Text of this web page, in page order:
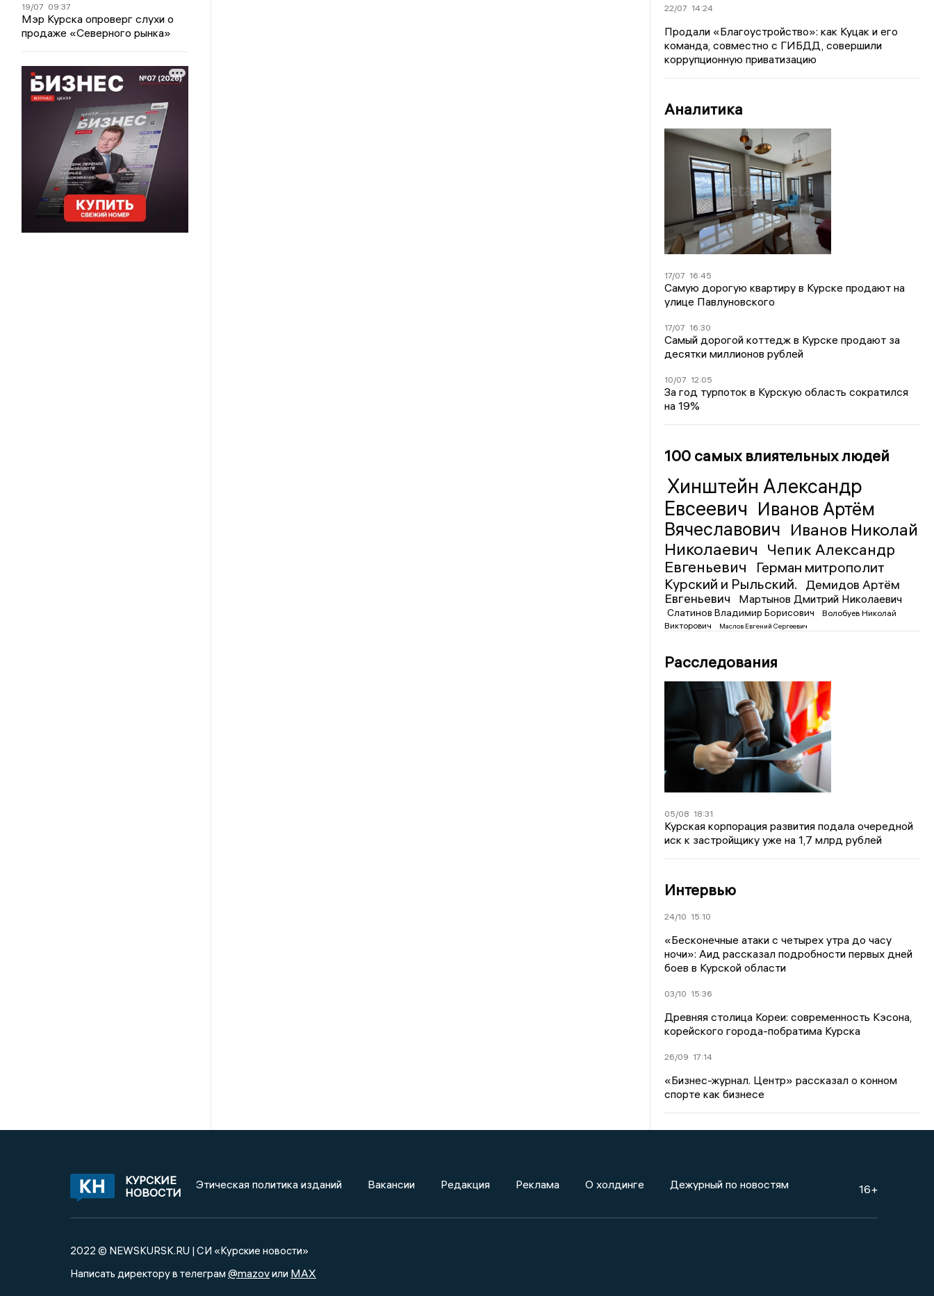
19/07 09:37
Мэр Курска опроверг слухи о
продаже «Северного рынка»
22/07 14:24
Продали «Благоустройство»: как Куцак и его
команда, совместно с ГИБДД, совершили
коррупционную приватизацию
Аналитика
17/07 16:45
Самую дорогую квартиру в Курске продают на
улице Павлуновского
17/07 16:30
Самый дорогой коттедж в Курске продают за
десятки миллионов рублей
10/07 12:05
За год турпоток в Курскую область сократился
на 19%
100 самых влиятельных людей
Хинштейн Александр
Евсеевич Иванов Артём
Вячеславович Иванов Николай
Николаевич Чепик Александр
Евгеньевич
Герман митрополит
Курский и Рыльский.
Демидов Артём
Евгеньевич
Мартынов Дмитрий Николаевич
Слатинов Владимир Борисович
Волобуев Николай
Викторович
Маслов Евгений Сергеевич
Расследования
05/08 18:31
Курская корпорация развития подала очередной
иск к застройщику уже на 1,7 млрд рублей
Интервью
24/10 15:10
«Бесконечные атаки с четырех утра до часу
ночи»: Аид рассказал подробности первых дней
боев в Курской области
03/10 15:36
Древняя столица Кореи: современность Кэсона,
корейского города-побратима Курска
26/09 17:14
«Бизнес-журнал. Центр» рассказал о конном
спорте как бизнесе
КУРСКИЕ
НОВОСТИ
Этическая политика изданий Вакансии Редакция Реклама О холдинге Дежурный по новостям 16+
2022 © NEWSKURSK.RU | СИ «Курские новости»
Написать директору в телеграм @mazovили MAX